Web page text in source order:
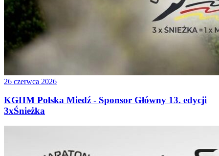
26 czerwca 2026
KGHM Polska Miedź - Sponsor Główny 13. edycji
3xŚnieżka